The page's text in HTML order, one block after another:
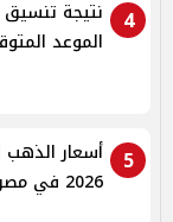
4
الموعد
5
2026 في مصر.. وسعر عيار 21